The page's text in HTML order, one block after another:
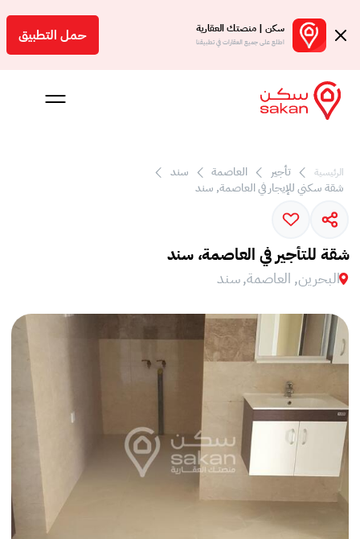
سكن | منصتك العقارية
اطلع على جميع العقارات في تطبيقنا حمل التطبيق
بالعمولة
الرئيسية تأجير العاصمة
سند
شقة سكني للإيجار في العاصمة, سند
شقة للتأجير في العاصمة، سند
البحرين, العاصمة, سند